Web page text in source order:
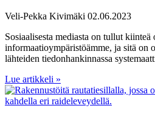
Veli-Pekka Kivimäki 02.06.2023
Sosiaalisesta mediasta on tullut kiinteä
informaatioympäristöämme, ja sitä on
lähteiden tiedonhankinnassa
Lue artikkeli »